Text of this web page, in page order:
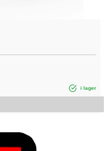
i lager